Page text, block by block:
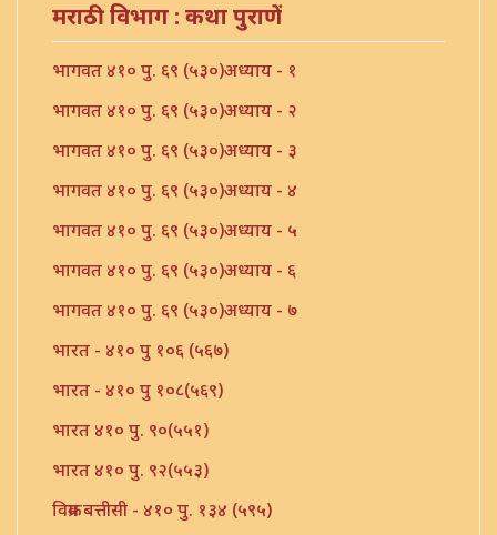
मराठी विभाग : कथा पुराणें
भागवत ४१० पु. ६९ (५३०)अध्याय - १
भागवत ४१० पु. ६९ (५३०)अध्याय - २
भागवत ४१० पु. ६९ (५३०)अध्याय - ३
भागवत ४१० पु. ६९ (५३०)अध्याय - ४
भागवत ४१० पु. ६९ (५३०)अध्याय - ५
भागवत ४१० पु. ६९ (५३०)अध्याय - ६
भागवत ४१० पु. ६९ (५३०)अध्याय - ७
भारत - ४१० पु १०६ (५६७)
भारत - ४१० पु १०८(५६९)
भारत ४१० पु. ९०(५५१)
भारत ४१० पु. ९२(५५३)
विक्रम बत्तीसी - ४१० पु. १३४ (५९५)